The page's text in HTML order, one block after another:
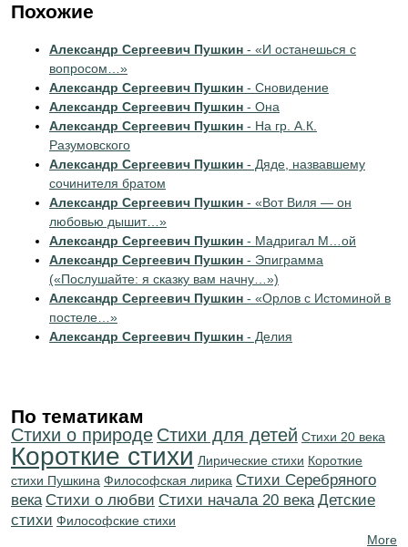
Похожие
Александр Сергеевич Пушкин - «И останешься с
вопросом…»
Александр Сергеевич Пушкин - Сновидение
Александр Сергеевич Пушкин - Она
Александр Сергеевич Пушкин - На гр. А.К.
Разумовского
Александр Сергеевич Пушкин - Дяде, назвавшему
сочинителя братом
Александр Сергеевич Пушкин - «Вот Виля — он
любовью дышит…»
Александр Сергеевич Пушкин - Мадригал М…ой
Александр Сергеевич Пушкин - Эпиграмма
(«Послушайте: я сказку вам начну…»)
Александр Сергеевич Пушкин - «Орлов с Истоминой в
постеле…»
Александр Сергеевич Пушкин - Делия
По тематикам
Стихи о природе Стихи для детей Стихи 20 века
Короткие стихи Лирические стихи Короткие
стихи Пушкина Философская лирика Cтихи Серебряного
века Стихи о любви Cтихи начала 20 века Детские
стихи Философские стихи
More